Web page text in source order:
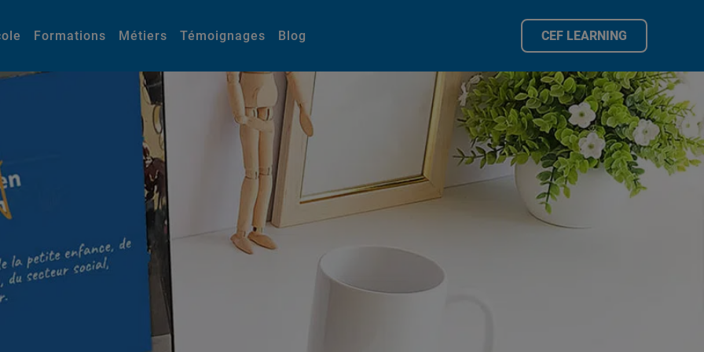
Formations Métiers Témoignages Blog CEF LEARNING